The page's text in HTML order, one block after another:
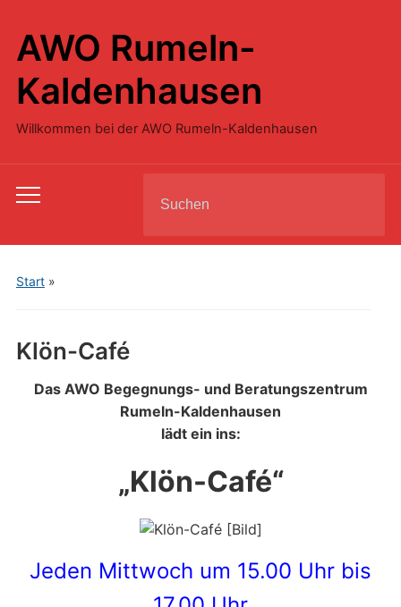
AWO Rumeln-
Kaldenhausen
Willkommen bei der AWO Rumeln-Kaldenhausen
Toggle
menu
for:
Start»
Klön-Café
Das AWO Begegnungs- und Beratungszentrum
Rumeln-Kaldenhausen
lädt ein ins:
„Klön-Café“
Jeden Mittwoch um 15.00 Uhr bis